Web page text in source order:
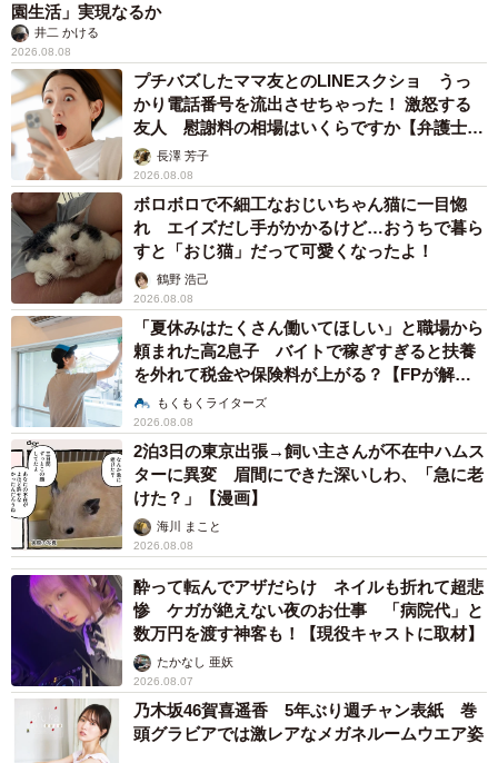
園生活」実現なるか
井二 かける
2026.08.08
プチバズしたママ友とのLINEスクショ うっ
かり電話番号を流出させちゃった！ 激怒する
友人 慰謝料の相場はいくらですか【弁護士が
解説】長澤 芳子
2026.08.08
ボロボロで不細工なおじいちゃん猫に一目惚
れ エイズだし手がかかるけど…おうちで暮ら
すと「おじ猫」だって可愛くなったよ！
鶴野 浩己
2026.08.08
「夏休みはたくさん働いてほしい」と職場から
頼まれた高2息子 バイトで稼ぎすぎると扶養
を外れて税金や保険料が上がる？【FPが解
説】もくもくライターズ
2026.08.08
2泊3日の東京出張→飼い主さんが不在中ハムス
ターに異変 眉間にできた深いしわ、「急に老
けた？」【漫画】
海川 まこと
2026.08.08
酔って転んでアザだらけ ネイルも折れて超悲
惨 ケガが絶えない夜のお仕事 「病院代」と
数万円を渡す神客も！【現役キャストに取材】
たかなし 亜妖
2026.08.07
乃木坂46賀喜遥香 5年ぶり週チャン表紙 巻
頭グラビアでは激レアなメガネルームウエア姿